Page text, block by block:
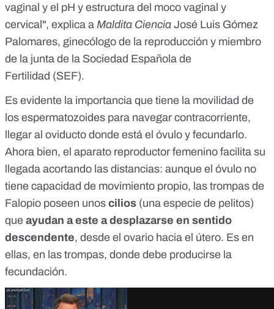
vaginal y el pH y estructura del moco vaginal y
cervical", explica a Maldita Ciencia José Luis Gómez
Palomares, ginecólogo de la reproducción y miembro
de la junta de la Sociedad Española de
Fertilidad (SEF).
Es evidente la importancia que tiene la movilidad de
los espermatozoides para navegar contracorriente,
llegar al oviducto donde está el óvulo y fecundarlo.
Ahora bien, el aparato reproductor femenino facilita su
llegada acortando las distancias: aunque el óvulo no
tiene capacidad de movimiento propio, las trompas de
Falopio poseen unos cilios (una especie de pelitos)
que ayudan a este a desplazarse en sentido
descendente, desde el ovario hacia el útero. Es en
ellas, en las trompas, donde debe producirse la
fecundación.